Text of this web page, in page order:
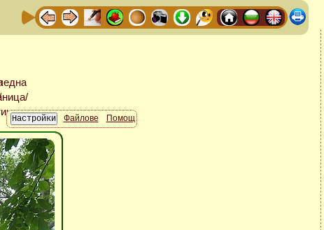
Файлове Помощ